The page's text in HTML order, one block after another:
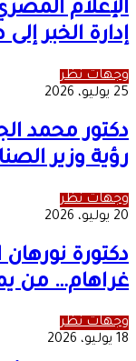
إدارة الخبر
وجهات نظر
25 يوليو، 2026
دكتور محمد
رؤية وزير
وجهات نظر
20 يوليو، 2026
دكتورة
غراهام… من
وجهات نظر
18 يوليو، 2026